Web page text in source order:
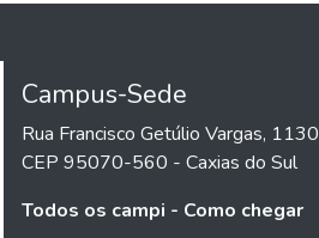
Campus-Sede
Rua Francisco Getúlio Vargas, 1130
CEP 95070-560 - Caxias do Sul
Todos os campi - Como chegar